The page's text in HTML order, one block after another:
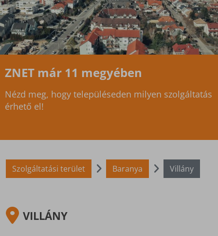
ZNET már 11 megyében
Nézd meg, hogy településeden milyen szolgáltatás
érhető el!
Szolgáltatási terület Baranya Villány
VILLÁNY